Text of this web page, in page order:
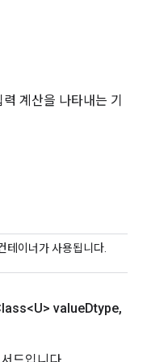
계산을 나타내는 기
테이너가 사용됩니다.
valueDtype,